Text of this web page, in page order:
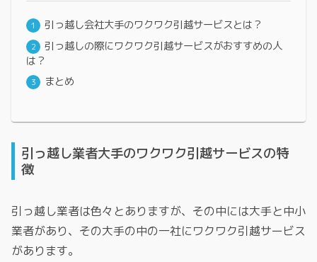
引っ越し会社大手のワクワク引越サービスとは？
引っ越しの際にワクワク引越サービスがおすすめの人
は？
まとめ
引っ越し業者大手のワクワク引越サービスの特
徴
引っ越し業者は色々とありますが、その中には大手と中小
業者があり、その大手の中の一社にワクワク引越サービス
があります。